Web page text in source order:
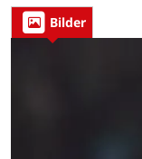
Bilder